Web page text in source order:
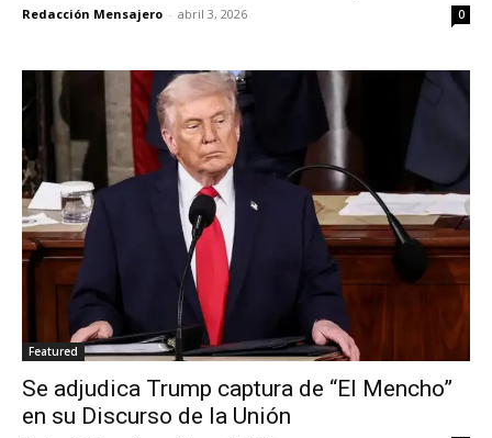
Redacción Mensajero - abril 3, 2026 0
Featured
Se adjudica Trump captura de “El Mencho”
en su Discurso de la Unión